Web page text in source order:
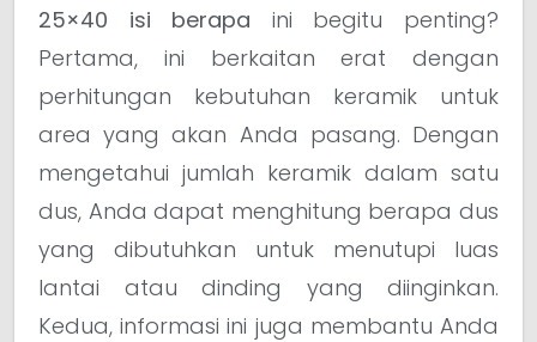
25×40 isi berapa ini begitu penting?
Pertama, ini berkaitan erat dengan
perhitungan kebutuhan keramik untuk
area yang akan Anda pasang. Dengan
mengetahui jumlah keramik dalam satu
dus, Anda dapat menghitung berapa dus
yang dibutuhkan untuk menutupi luas
lantai atau dinding yang diinginkan.
Kedua, informasi ini juga membantu Anda